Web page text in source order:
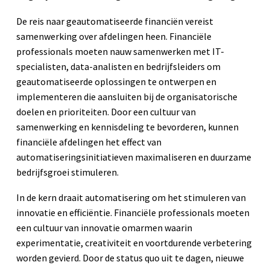
De reis naar geautomatiseerde financiën vereist
samenwerking over afdelingen heen. Financiële
professionals moeten nauw samenwerken met IT-
specialisten, data-analisten en bedrijfsleiders om
geautomatiseerde oplossingen te ontwerpen en
implementeren die aansluiten bij de organisatorische
doelen en prioriteiten. Door een cultuur van
samenwerking en kennisdeling te bevorderen, kunnen
financiële afdelingen het effect van
automatiseringsinitiatieven maximaliseren en duurzame
bedrijfsgroei stimuleren.
In de kern draait automatisering om het stimuleren van
innovatie en efficiëntie. Financiële professionals moeten
een cultuur van innovatie omarmen waarin
experimentatie, creativiteit en voortdurende verbetering
worden gevierd. Door de status quo uit te dagen, nieuwe